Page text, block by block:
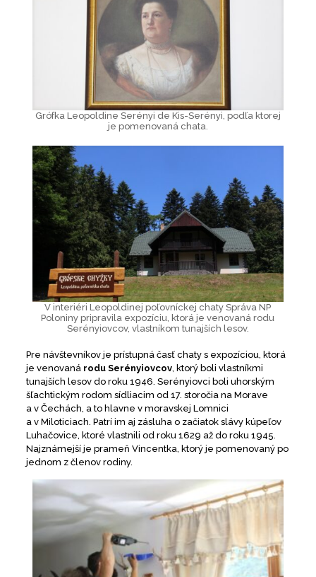
Grófka Leopoldine Serényi de Kis-Serényi, podľa ktorej
je pomenovaná chata.
V interiéri Leopoldinej poľovníckej chaty Správa NP
Poloniny pripravila expozíciu, ktorá je venovaná rodu
Serényiovcov, vlastníkom tunajších lesov.
Pre návštevníkov je prístupná časť chaty s expozíciou, ktorá
je venovaná rodu Serényiovcov, ktorý boli vlastníkmi
tunajších lesov do roku 1946. Serényiovci boli uhorským
šľachtickým rodom sídliacim od 17. storočia na Morave
a v Čechách, a to hlavne v moravskej Lomnici
a v Miloticiach. Patrí im aj zásluha o začiatok slávy kúpeľov
Luhačovice, ktoré vlastnili od roku 1629 až do roku 1945.
Najznámejší je prameň Vincentka, ktorý je pomenovaný po
jednom z členov rodiny.